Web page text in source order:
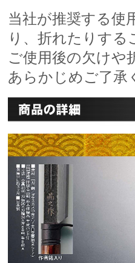
当社が推奨する使
り、折れたりす
ご使用後の欠けや
あらかじめご了承